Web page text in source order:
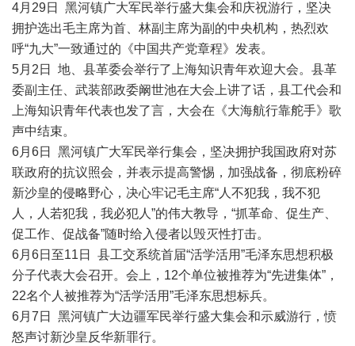
4月29日 黑河镇广大军民举行盛大集会和庆祝游行，坚决
拥护选出毛主席为首、林副主席为副的中央机构，热烈欢
呼“九大”一致通过的《中国共产党章程》发表。
5月2日 地、县革委会举行了上海知识青年欢迎大会。县革
委副主任、武装部政委阚世池在大会上讲了话，县工代会和
上海知识青年代表也发了言，大会在《大海航行靠舵手》歌
声中结束。
6月6日 黑河镇广大军民举行集会，坚决拥护我国政府对苏
联政府的抗议照会，并表示提高警惕，加强战备，彻底粉碎
新沙皇的侵略野心，决心牢记毛主席“人不犯我，我不犯
人，人若犯我，我必犯人”的伟大教导，“抓革命、促生产、
促工作、促战备”随时给入侵者以毁灭性打击。
6月6日至11日 县工交系统首届“活学活用”毛泽东思想积极
分子代表大会召开。会上，12个单位被推荐为“先进集体”，
22名个人被推荐为“活学活用”毛泽东思想标兵。
6月7日 黑河镇广大边疆军民举行盛大集会和示威游行，愤
怒声讨新沙皇反华新罪行。